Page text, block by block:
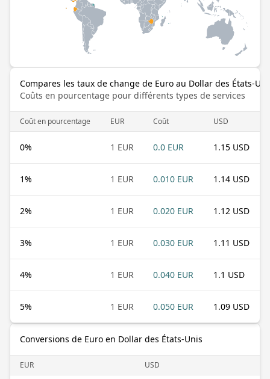
Compares les taux de change de Euro au Dollar des États-
Coûts en pourcentage pour différents types de services
Coût en pourcentage EUR Coût USD
0% 1 EUR 0.0 EUR 1.15 USD
1% 1 EUR 0.010 EUR 1.14 USD
2% 1 EUR 0.020 EUR 1.12 USD
3% 1 EUR 0.030 EUR 1.11 USD
4% 1 EUR 0.040 EUR 1.1 USD
5% 1 EUR 0.050 EUR 1.09 USD
Conversions de Euro en Dollar des États-Unis
EUR USD